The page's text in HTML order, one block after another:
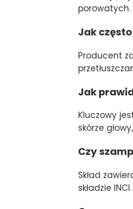
porowatych.
Jak
Producent
Jak
Kluczowy
skórze
Czy
Skład
składzie